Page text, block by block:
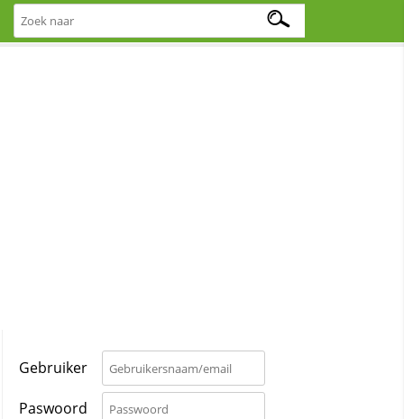
Gebruiker
Paswoord